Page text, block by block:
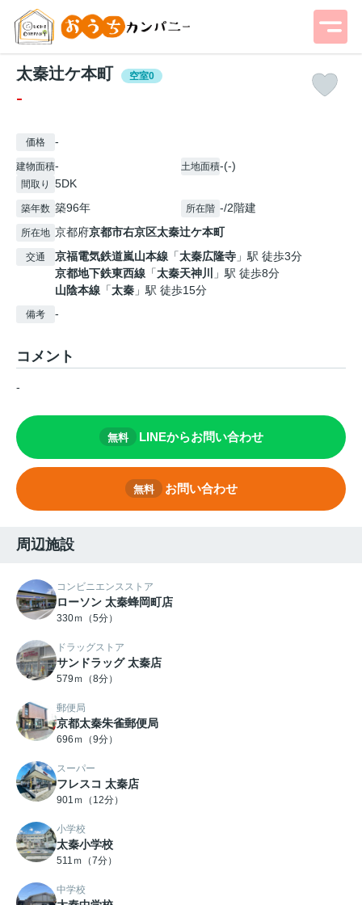
太秦辻ケ本町 空室0
-
価格 -
建物面積- 土地面積-(-)
間取り 5DK
築年数 築96年 所在階 -/2階建
所在地 京都府京都市右京区太秦辻ケ本町
交通 京福電気鉄道嵐山本線 「太秦広隆寺 」駅 徒歩3分
京都地下鉄東西線 「太秦天神川
」駅 徒歩8分
山陰本線 「太秦 」駅 徒歩15分
備考 -
コメント
-
無料 LINEからお問い合わせ
無料 お問い合わせ
周辺施設
コンビニエンスストア
ローソン 太秦蜂岡町店
330ｍ（5分）
ドラッグストア
サンドラッグ 太秦店
579ｍ（8分）
郵便局
京都太秦朱雀郵便局
696ｍ（9分）
スーパー
フレスコ 太秦店
901ｍ（12分）
小学校
太秦小学校
511ｍ（7分）
中学校